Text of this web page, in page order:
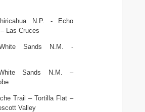
N.P. - Echo
Las Cruces
Sands N.M. -
Sands N.M. –
Trail – Tortilla Flat –
Valley